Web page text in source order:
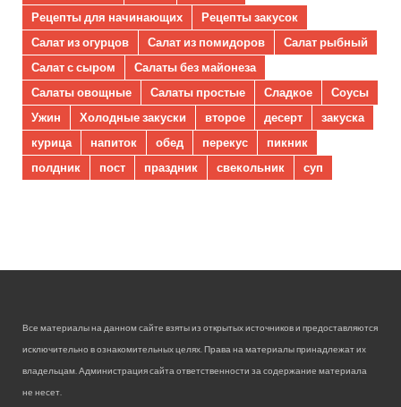
Рецепты для начинающих
Рецепты закусок
Салат из огурцов
Салат из помидоров
Салат рыбный
Салат с сыром
Салаты без майонеза
Салаты овощные
Салаты простые Сладкое
Соусы
Ужин
Холодные закуски второе десерт
закуска
курица
напиток обед перекус
пикник
полдник
пост праздник свекольник суп
Все материалы на данном сайте взяты из открытых источников и предоставляются
исключительно в ознакомительных целях. Права на материалы принадлежат их
владельцам. Администрация сайта ответственности за содержание материала
не несет.